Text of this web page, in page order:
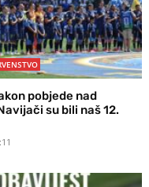
pobjede nad
su bili naš 12.